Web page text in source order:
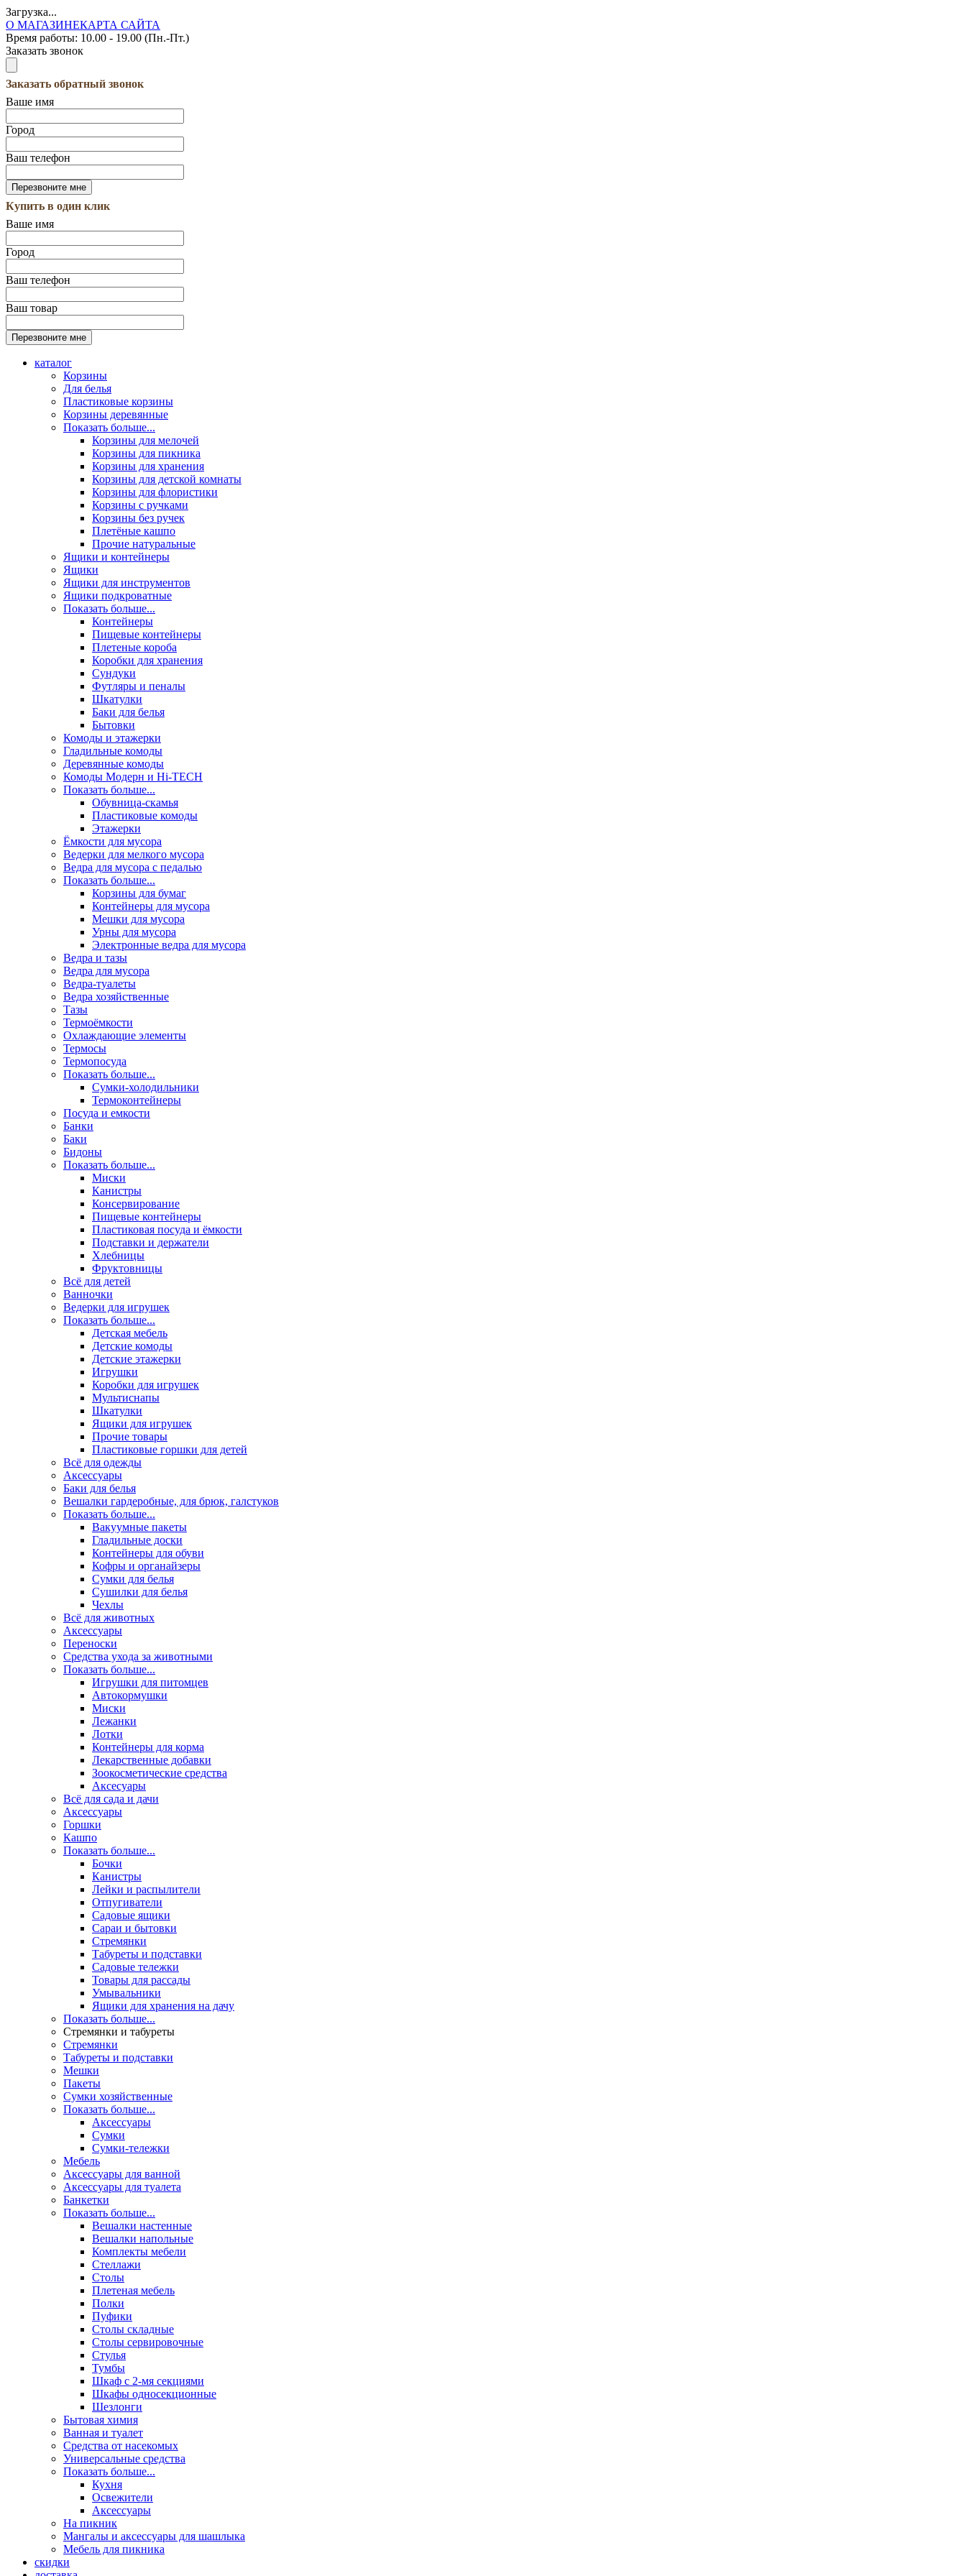
Загрузка...
О МАГАЗИНЕКАРТА САЙТА
Время работы: 10.00 - 19.00 (Пн.-Пт.)
Заказать звонок
Заказать обратный звонок
Ваше имя
Город
Ваш телефон
Купить в один клик
Ваше имя
Город
Ваш телефон
Ваш товар
каталог
Корзины
Для белья
Пластиковые корзины
Корзины деревянные
Показать больше...
Корзины для мелочей
Корзины для пикника
Корзины для хранения
Корзины для детской комнаты
Корзины для флористики
Корзины с ручками
Корзины без ручек
Плетёные кашпо
Прочие натуральные
Ящики и контейнеры
Ящики
Ящики для инструментов
Ящики подкроватные
Показать больше...
Контейнеры
Пищевые контейнеры
Плетеные короба
Коробки для хранения
Сундуки
Футляры и пеналы
Шкатулки
Баки для белья
Бытовки
Комоды и этажерки
Гладильные комоды
Деревянные комоды
Комоды Модерн и Hi-TECH
Показать больше...
Обувница-скамья
Пластиковые комоды
Этажерки
Ёмкости для мусора
Ведерки для мелкого мусора
Ведра для мусора с педалью
Показать больше...
Корзины для бумаг
Контейнеры для мусора
Мешки для мусора
Урны для мусора
Электронные ведра для мусора
Ведра и тазы
Ведра для мусора
Ведра-туалеты
Ведра хозяйственные
Тазы
Термоёмкости
Охлаждающие элементы
Термосы
Термопосуда
Показать больше...
Сумки-холодильники
Термоконтейнеры
Посуда и емкости
Банки
Баки
Бидоны
Показать больше...
Миски
Канистры
Консервирование
Пищевые контейнеры
Пластиковая посуда и ёмкости
Подставки и держатели
Хлебницы
Фруктовницы
Всё для детей
Ванночки
Ведерки для игрушек
Показать больше...
Детская мебель
Детские комоды
Детские этажерки
Игрушки
Коробки для игрушек
Мультиснапы
Шкатулки
Ящики для игрушек
Прочие товары
Пластиковые горшки для детей
Всё для одежды
Аксессуары
Баки для белья
Вешалки гардеробные, для брюк, галстуков
Показать больше...
Вакуумные пакеты
Гладильные доски
Контейнеры для обуви
Кофры и органайзеры
Сумки для белья
Сушилки для белья
Чехлы
Всё для животных
Аксесcуары
Переноски
Средства ухода за животными
Показать больше...
Игрушки для питомцев
Автокормушки
Миски
Лежанки
Лотки
Контейнеры для корма
Лекарственные добавки
Зоокосметические средства
Аксесуары
Всё для сада и дачи
Аксессуары
Горшки
Кашпо
Показать больше...
Бочки
Канистры
Лейки и распылители
Отпугиватели
Садовые ящики
Сараи и бытовки
Стремянки
Табуреты и подставки
Садовые тележки
Товары для рассады
Умывальники
Ящики для хранения на дачу
Показать больше...
Стремянки и табуреты
Стремянки
Табуреты и подставки
Мешки
Пакеты
Сумки хозяйственные
Показать больше...
Аксессуары
Сумки
Сумки-тележки
Мебель
Аксессуары для ванной
Аксессуары для туалета
Банкетки
Показать больше...
Вешалки настенные
Вешалки напольные
Комплекты мебели
Стеллажи
Столы
Плетеная мебель
Полки
Пуфики
Столы складные
Столы сервировочные
Стулья
Тумбы
Шкаф с 2-мя секциями
Шкафы односекционные
Шезлонги
Бытовая химия
Ванная и туалет
Средства от насекомых
Универсальные средства
Показать больше...
Кухня
Освежители
Аксессуары
На пикник
Мангалы и аксессуары для шашлыка
Мебель для пикника
скидки